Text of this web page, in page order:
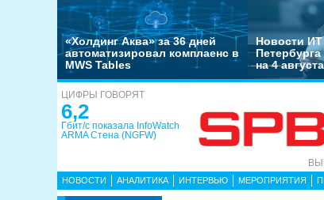
«Холдинг Аква» за 36 дней
автоматизировал комплаенс в
MWS Tables
Новости ИТ
на 4
ЦИФРЫ ГОВОРЯТ
6,2
Гбит/с показала InfoWatch
ARMA Стена (NGFW)
НОВОСТИ АНАЛИТИКА ИНТЕРВЬЮ МЕРОПРИЯТИЯ